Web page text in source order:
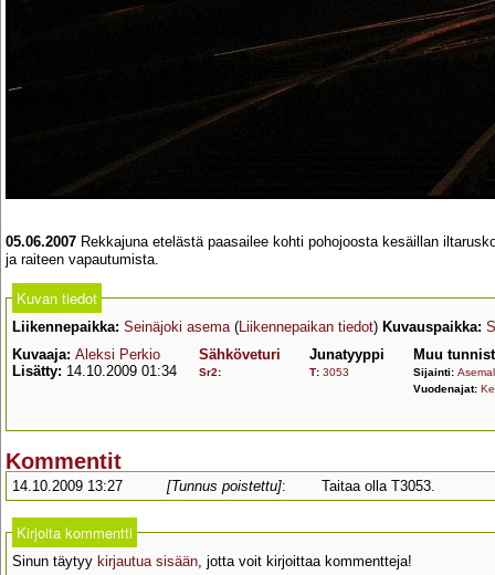
05.06.2007 Rekkajuna etelästä paasailee kohti pohojoosta kesäillan
ja raiteen vapautumista.
Kuvan tiedot
Liikennepaikka: Seinäjoki asema(Liikennepaikan tiedot) Kuvauspaikka:
Kuvaaja: Aleksi Perkio
Lisätty: 14.10.2009 01:34
Sähköveturi
Sr2:
Junatyyppi
T: 3053
Muu
Sijainti:
Vuodenajat:
Kommentit
14.10.2009 13:27 [Tunnus poistettu]: Taitaa olla T3053.
Kirjoita kommentti
Sinun täytyy kirjautua sisään, jotta voit kirjoittaa kommentteja!